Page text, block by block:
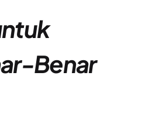
Benar